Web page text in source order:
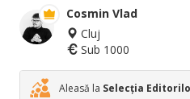
Cosmin Vlad
Cluj
Sub 1000
Aleasă la Selecția